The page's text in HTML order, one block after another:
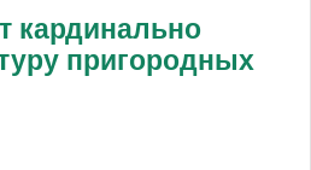
кардинально
пригородных